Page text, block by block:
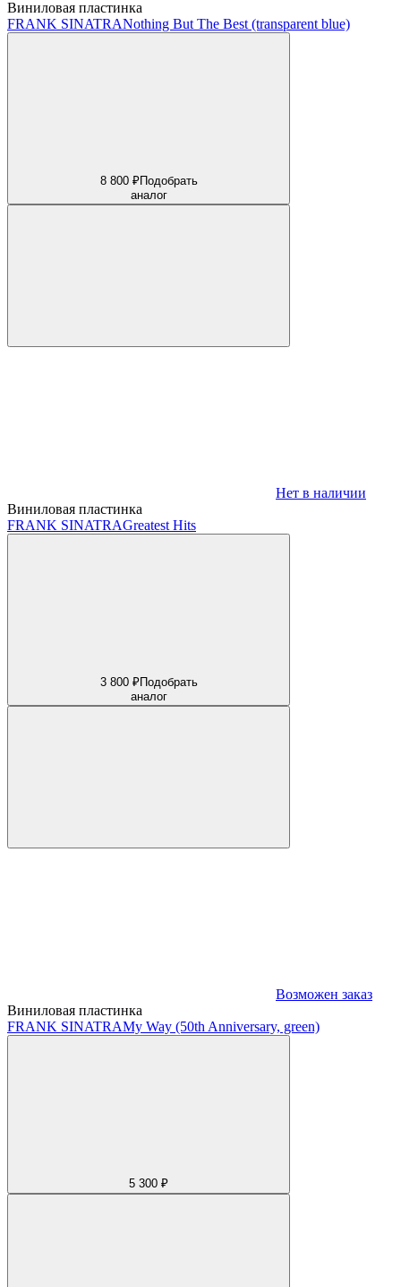
Виниловая пластинка
FRANK SINATRANothing But The Best (transparent blue)
8 800 ₽Подобрать
аналог
Нет в наличии
Виниловая пластинка
FRANK SINATRAGreatest Hits
3 800 ₽Подобрать
аналог
Возможен заказ
Виниловая пластинка
FRANK SINATRAMy Way (50th Anniversary, green)
5 300 ₽